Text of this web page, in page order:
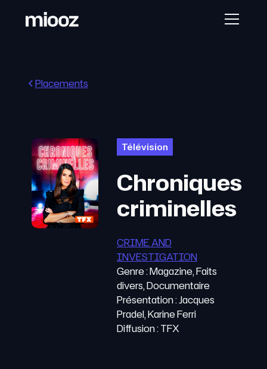
Placements
Télévision
Chroniques
criminelles
CRIME AND
INVESTIGATION
Genre : Magazine, Faits
divers, Documentaire
Présentation : Jacques
Pradel, Karine Ferri
Diffusion : TFX